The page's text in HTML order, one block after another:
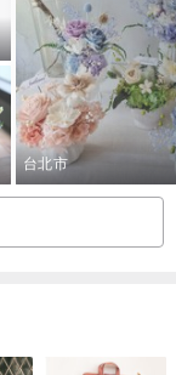
台北市